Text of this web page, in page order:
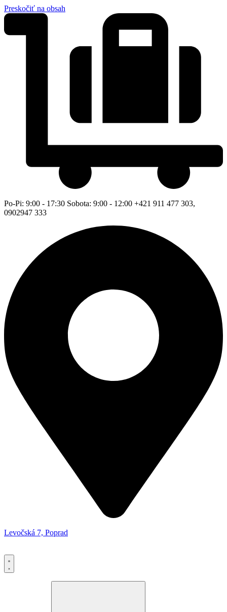
Preskočiť na obsah
Po-Pi: 9:00 - 17:30 Sobota: 9:00 - 12:00 +421 911 477 303,
0902947 333
Levočská 7, Poprad